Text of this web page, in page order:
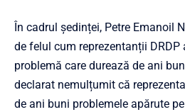
În cadrul ședinței, Petre Emanoil
de felul cum reprezentanții DRDP
problemă care durează de ani
declarat nemulțumit că
de ani buni problemele apărute